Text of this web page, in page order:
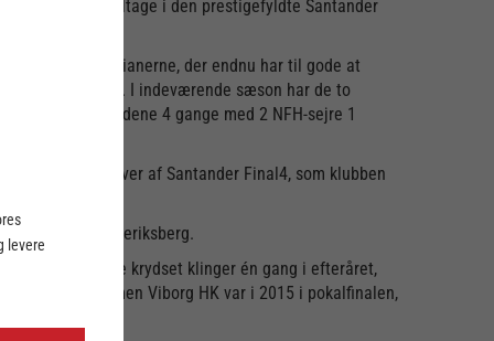
4, der skal deltage i den prestigefyldte Santander
hos aarhusianerne, der endnu har til gode at
i finalen i 2020. I indeværende sæson har de to
mødtes holdene 4 gange med 2 NFH-sejre 1
5 udgaver af Santander Final4, som klubben
15 mål på Frederiksberg.
har allerede krydset klinger én gang i efteråret,
Final4 regi, men Viborg HK var i 2015 i pokalfinalen,
levere